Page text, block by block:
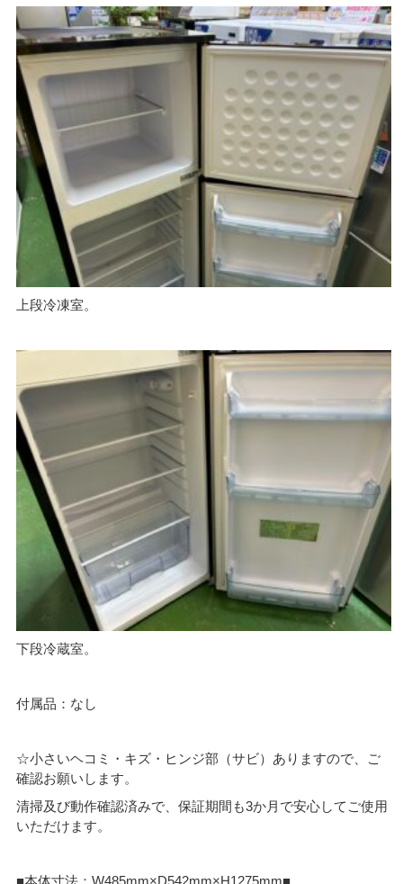
上段冷凍室。
下段冷蔵室。
付属品：なし
☆小さいヘコミ・キズ・ヒンジ部（サビ）ありますので、ご
確認お願いします。
清掃及び動作確認済みで、保証期間も3か月で安心してご使用
いただけます。
■本体寸法：W485mm×D542mm×H1275mm■